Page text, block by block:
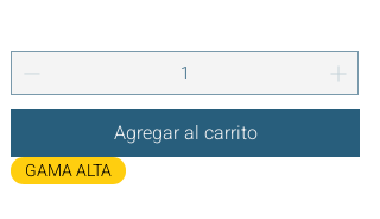
Agregar al carrito
GAMA ALTA